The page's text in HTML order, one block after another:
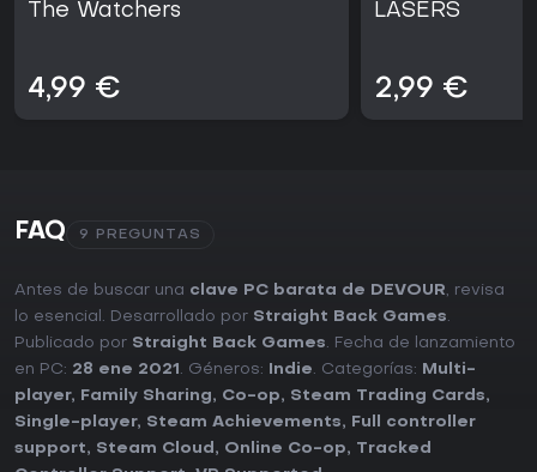
The Watchers
4,99 €
LASERS
2,99 €
FAQ 9 PREGUNTAS
Antes de buscar una clave PC barata de DEVOUR, revisa
lo esencial. Desarrollado por Straight Back Games.
Publicado por Straight Back Games. Fecha de lanzamiento
en PC: 28 ene 2021 . Géneros: Indie. Categorías:
Multi-
player, Family Sharing, Co-op, Steam Trading Cards,
Single-player, Steam Achievements,
Full controller
support, Steam Cloud , Online Co-op, Tracked